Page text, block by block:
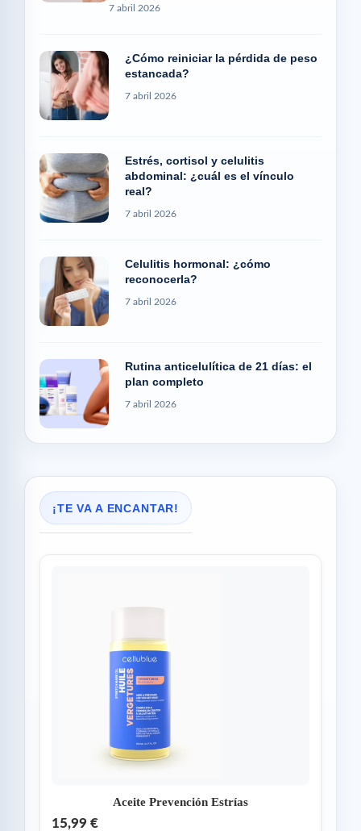
7 abril 2026
¿Cómo reiniciar la pérdida de peso
estancada?
7 abril 2026
Estrés, cortisol y celulitis
abdominal: ¿cuál es el vínculo
real?
7 abril 2026
Celulitis hormonal: ¿cómo
reconocerla?
7 abril 2026
Rutina anticelulítica de 21 días: el
plan completo
7 abril 2026
¡TE VA A ENCANTAR!
Aceite Prevención Estrías
15,99 €